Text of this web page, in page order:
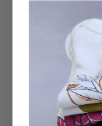
ENVÍOS Y
RN1
Categorías: